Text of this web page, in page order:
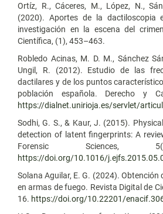
Ortíz, R., Cáceres, M., López, N.,
(2020). Aportes de la dactiloscopia
investigación en la escena del
Científica, (1), 453–463.
Robledo Acinas, M. D. M., Sánchez
Ungil, R. (2012). Estudio de las
dactilares y de los puntos
población española. Derecho y
https://dialnet.unirioja.es/servlet/
Sodhi, G. S., & Kaur, J. (2015).
detection of latent fingerprints: A
Forensic Sciences,
https://doi.org/10.1016/
Solana Aguilar, E. G. (2024). Obtención
en armas de fuego. Revista Digital de
16. https://doi.org/10.22201/